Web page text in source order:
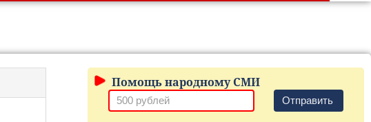
Помощь народному СМИ
Отправить